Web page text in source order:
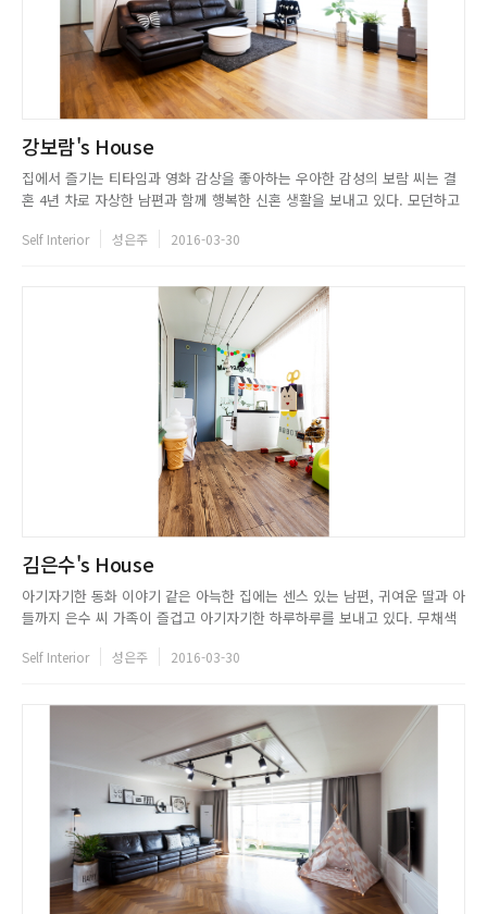
강보람's House
집에서 즐기는 티타임과 영화 감상을 좋아하는 우아한 감성의 보람 씨는 결
혼 4년 차로 자상한 남편과 함께 행복한 신혼 생활을 보내고 있다. 모던하고
포인트가 되는 몇 가지 요소를 두어 단정하고 절제된 아름다움을 느낄 수 있
Self Interior 성은주 2016-03-30
김은수's House
아기자기한 동화 이야기 같은 아늑한 집에는 센스 있는 남편, 귀여운 딸과 아
들까지 은수 씨 가족이 즐겁고 아기자기한 하루하루를 보내고 있다. 무채색
어 색이 돋보였으며, 공간에 맞추어 제작한 가구는 넉넉한 수납공간과 높은
Self Interior 성은주 2016-03-30